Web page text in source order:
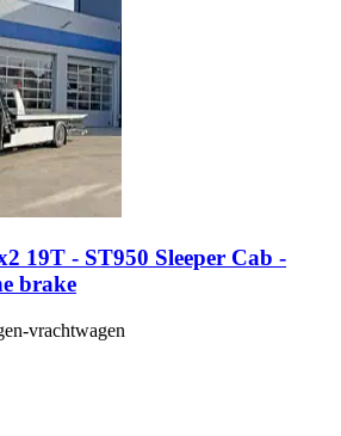
19T - ST950 Sleeper Cab -
brake
vrachtwagen